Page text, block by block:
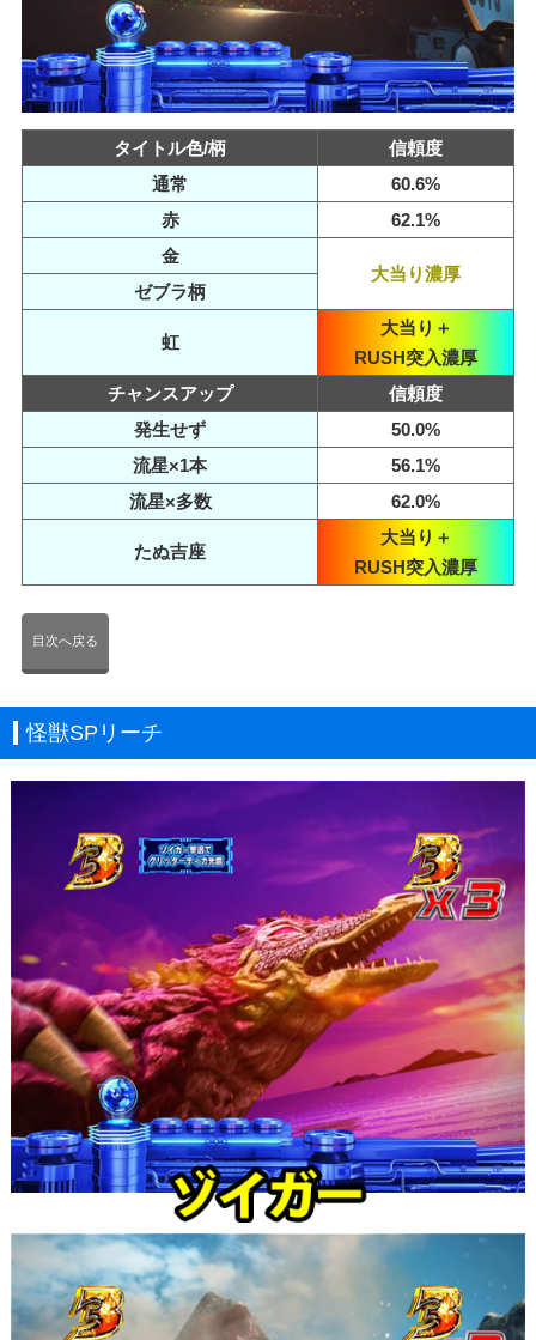
タイトル色/柄
信頼度
通常
60.6%
赤
62.1%
金
大当り濃厚
ゼブラ柄
虹
大当り＋
RUSH突入濃厚
チャンスアップ
信頼度
発生せず
50.0%
流星×1本
56.1%
流星×多数
62.0%
たぬ吉座
大当り＋
RUSH突入濃厚
目次へ戻る
怪獣SPリーチ